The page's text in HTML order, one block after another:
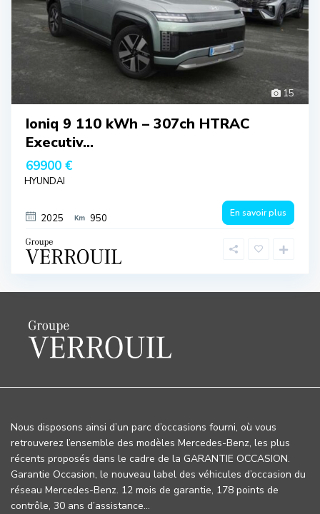
15
Ioniq 9 110 kWh – 307ch HTRAC
Executiv...
69900 €
HYUNDAI
2025 950 En savoir plus
Nous disposons ainsi d’un parc d’occasions fourni, où vous
retrouverez l’ensemble des modèles Mercedes-Benz, les plus
récents proposés dans le cadre de la GARANTIE OCCASION.
Garantie Occasion, le nouveau label des véhicules d’occasion du
réseau Mercedes-Benz. 12 mois de garantie, 178 points de
contrôle, 30 ans d’assistance…